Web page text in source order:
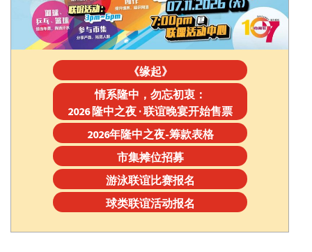
《缘起》
情系隆中，勿忘初衷：
2026 隆中之夜 · 联谊晚宴开始售票
2026年隆中之夜-筹款表格
市集摊位招募
游泳联谊比赛报名
球类联谊活动报名